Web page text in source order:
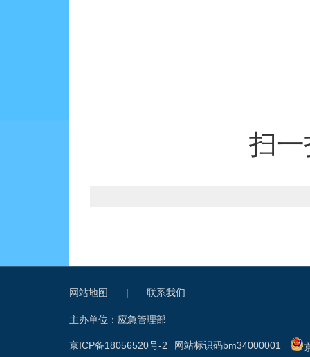
扫
网站地图 | 联系我们
主办单位：应急管理部
网站标识码bm34000001
京ICP备18056520号-2